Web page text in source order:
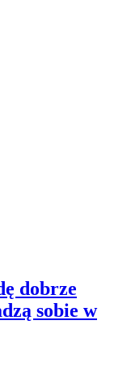
dobrze
sobie w